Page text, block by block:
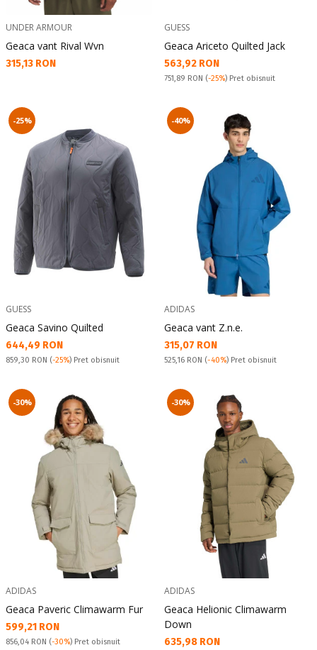
UNDER ARMOUR
Geaca vant Rival Wvn
Текуща цена:
315,13 RON
GUESS
Geaca Ariceto Quilted Jack
Текуща цена:
563,92 RON
Pret obisnuit:
751,89 RON (-25%) Pret obisnuit
-25%
GUESS
Geaca Savino Quilted
Текуща цена:
644,49 RON
Pret obisnuit:
859,30 RON (-25%) Pret obisnuit
-40%
ADIDAS
Geaca vant Z.n.e.
Текуща цена:
315,07 RON
Pret obisnuit:
525,16 RON (-40%) Pret obisnuit
-30%
ADIDAS
Geaca Paveric Climawarm Fur
Текуща цена:
599,21 RON
Pret obisnuit:
856,04 RON (-30%) Pret obisnuit
-30%
ADIDAS
Geaca Helionic Climawarm
Down
Текуща цена:
635,98 RON